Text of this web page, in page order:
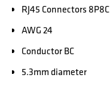
RJ45 Connectors 8P8C
AWG 24
Conductor BC
5.3mm diameter